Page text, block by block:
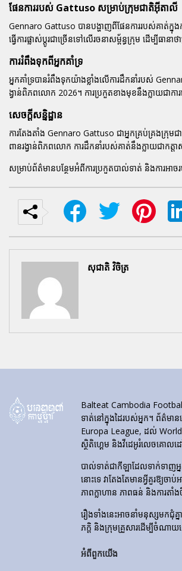
ផែនការរបស់ Gattuso សម្រាប់ក្រុមជាតិអ៊ីតាលី
Gennaro Gattuso បានបង្ហាញពីផែនការរបស់គាត់ក្
ធ្វើការផ្លាស់ប្តូរជាច្រើនទៅលើរចនាសម្ព័ន្ធក្រុម ដើម្បីធា
ការរំពឹងទុកពីអ្នកគាំទ្រ
អ្នកគាំទ្របានរំពឹងទុកយ៉ាងខ្លាំងលើការដឹកនាំរបស់
ង្វាន់ពិភពលោក 2026។ ការប្រកួតខាងមុខនឹងក្លាយជាក
សេចក្តីសន្និដ្ឋាន
ការតែងតាំង Gennaro Gattuso ជាអ្នកគ្រប់គ្រងក្រុ
ពានរង្វាន់ពិភពលោក ការដឹកនាំរបស់គាត់នឹងក្លាយជាកត្
សម្រាប់ព័ត៌មានបន្ថែមអំពីការប្រកួតបាល់ទាត់ និងការអ
សុជាតិ វិចិត្រ
Balteat Cambodia
ទាត់នៅក្នុងដៃរបស់អ្នក។ ព័ត៌ម
Europa League, ដល់ World
ស្ថិតិហ្គេម និងវីដេអូរំលេចគោលដ
បាល់ទាត់​ជា​កីឡា​ដែល​ទាក់​ទាញ​អ្
នោះទេ វាតែងតែមានអ្វីគួរឱ្យ
ភាពក្លាហាន ភាពធន់ និងការ
រឿងទាំងនេះអាចនាំមនុស្សមកជុំគ្
ភក្តិ និងក្រុមគ្រួសារដើម្បីចំណា
អំពីពួកយើង